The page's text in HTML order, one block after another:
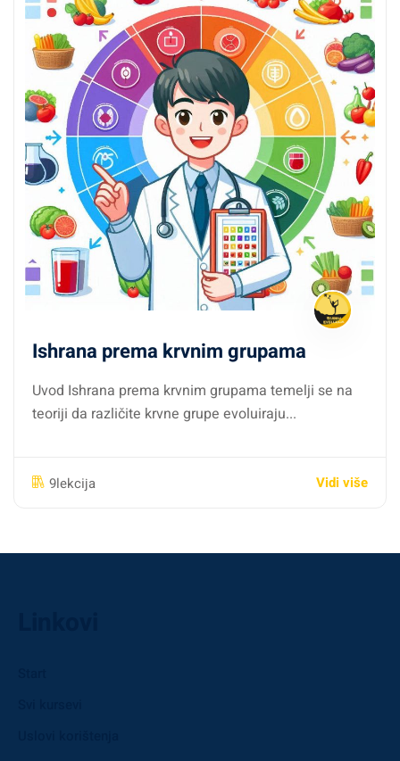
Ishrana prema krvnim grupama
Uvod Ishrana prema krvnim grupama temelji se na
teoriji da različite krvne grupe evoluiraju...
9lekcija Vidi više